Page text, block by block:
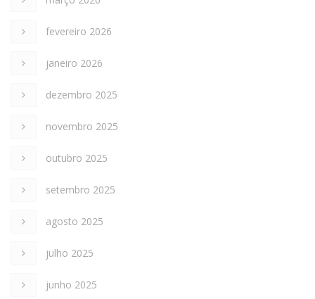
fevereiro 2026
janeiro 2026
dezembro 2025
novembro 2025
outubro 2025
setembro 2025
agosto 2025
julho 2025
junho 2025